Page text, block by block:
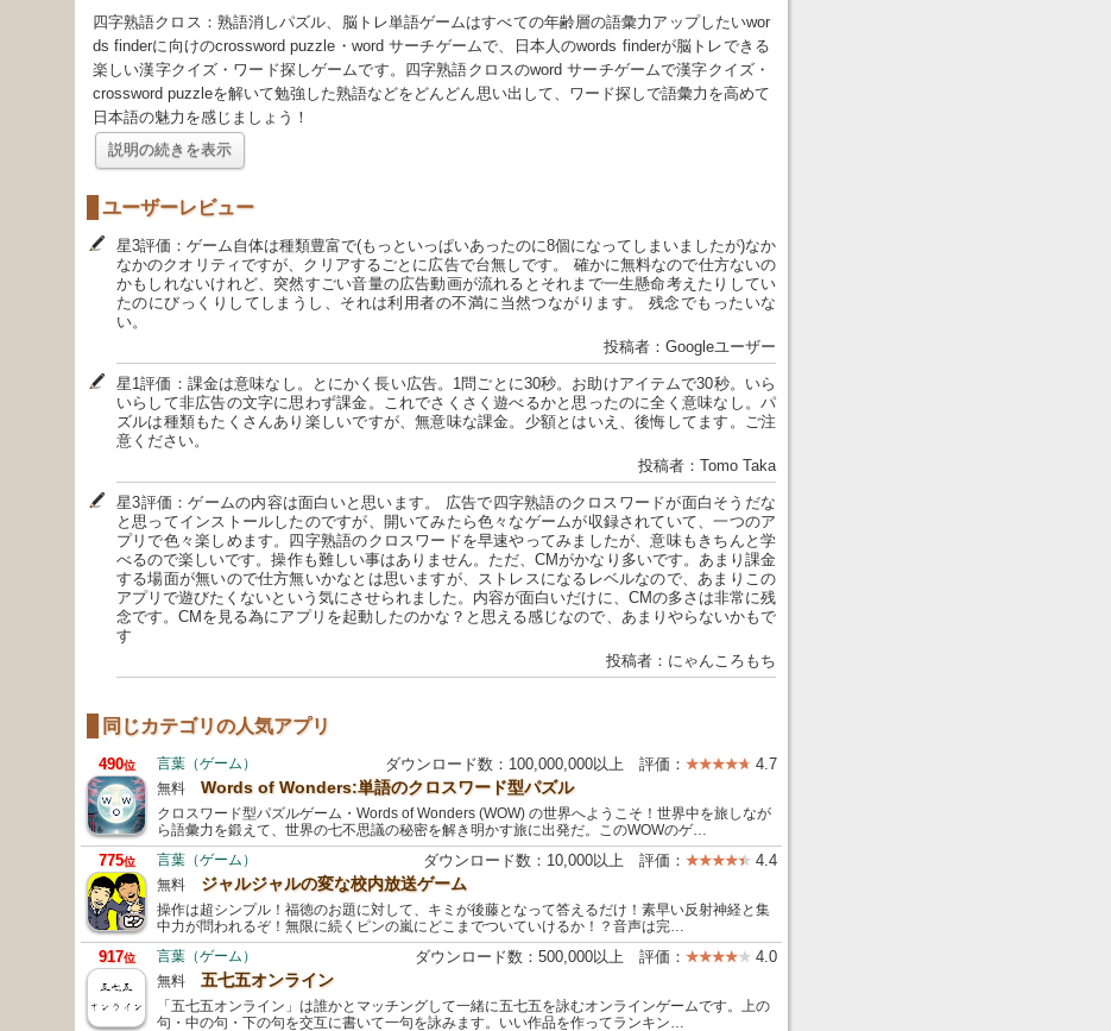
四字熟語クロス：熟語消しパズル、脳トレ単語ゲームはすべての年齢層の語彙力アップしたいwor
ds finderに向けのcrossword puzzle・word サーチゲームで、日本人のwords finderが脳トレできる
楽しい漢字クイズ・ワード探しゲームです。四字熟語クロスのword サーチゲームで漢字クイズ・
crossword puzzleを解いて勉強した熟語などをどんどん思い出して、ワード探しで語彙力を高めて
日本語の魅力を感じましょう！
説明の続きを表示
ユーザーレビュー
星3評価：ゲーム自体は種類豊富で(もっといっぱいあったのに8個になってしまいましたが)なか
なかのクオリティですが、クリアするごとに広告で台無しです。 確かに無料なので仕方ないの
かもしれないけれど、突然すごい音量の広告動画が流れるとそれまで一生懸命考えたりしてい
たのにびっくりしてしまうし、それは利用者の不満に当然つながります。 残念でもったいな
い。
投稿者：Googleユーザー
星1評価：課金は意味なし。とにかく長い広告。1問ごとに30秒。お助けアイテムで30秒。いら
いらして非広告の文字に思わず課金。これでさくさく遊べるかと思ったのに全く意味なし。パ
ズルは種類もたくさんあり楽しいですが、無意味な課金。少額とはいえ、後悔してます。ご注
意ください。
投稿者：Tomo Taka
星3評価：ゲームの内容は面白いと思います。 広告で四字熟語のクロスワードが面白そうだな
と思ってインストールしたのですが、開いてみたら色々なゲームが収録されていて、一つのア
プリで色々楽しめます。四字熟語のクロスワードを早速やってみましたが、意味もきちんと学
べるので楽しいです。操作も難しい事はありません。ただ、CMがかなり多いです。あまり課金
する場面が無いので仕方無いかなとは思いますが、ストレスになるレベルなので、あまりこの
アプリで遊びたくないという気にさせられました。内容が面白いだけに、CMの多さは非常に残
念です。CMを見る為にアプリを起動したのかな？と思える感じなので、あまりやらないかもで
す
投稿者：にゃんころもち
同じカテゴリの人気アプリ
490位 言葉（ゲーム） ダウンロード数：100,000,000以上 評価： 4.7
無料 Words of Wonders:単語のクロスワード型パズル
クロスワード型パズルゲーム・Words of Wonders (WOW) の世界へようこそ！世界中を旅しなが
ら語彙力を鍛えて、世界の七不思議の秘密を解き明かす旅に出発だ。このWOWのゲ…
775位 言葉（ゲーム） ダウンロード数：10,000以上 評価： 4.4
無料 ジャルジャルの変な校内放送ゲーム
操作は超シンプル！福徳のお題に対して、キミが後藤となって答えるだけ！素早い反射神経と集
中力が問われるぞ！無限に続くピンの嵐にどこまでついていけるか！？音声は完…
917位 言葉（ゲーム） ダウンロード数：500,000以上 評価： 4.0
無料 五七五オンライン
「五七五オンライン」は誰かとマッチングして一緒に五七五を詠むオンラインゲームです。上の
句・中の句・下の句を交互に書いて一句を詠みます。いい作品を作ってランキン…